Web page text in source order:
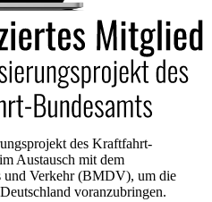
des Kraftfahrt-
Austausch mit dem
und Verkehr (BMDV), um die
voranzubringen.